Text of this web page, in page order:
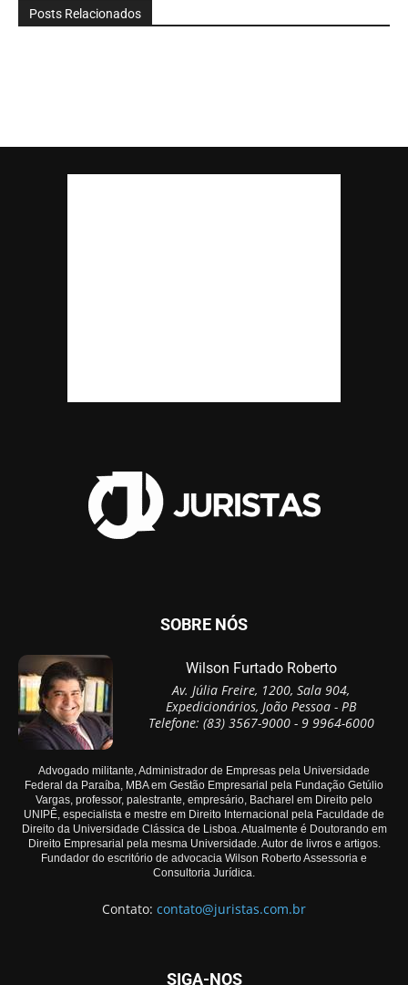
Posts Relacionados
SOBRE NÓS
Wilson Furtado Roberto
Av. Júlia Freire, 1200, Sala 904,
Expedicionários, João Pessoa - PB
Telefone: (83) 3567-9000 - 9 9964-6000
Advogado militante, Administrador de Empresas pela Universidade
Federal da Paraíba, MBA em Gestão Empresarial pela Fundação Getúlio
Vargas, professor, palestrante, empresário, Bacharel em Direito pelo
UNIPÊ, especialista e mestre em Direito Internacional pela Faculdade de
Direito da Universidade Clássica de Lisboa. Atualmente é Doutorando em
Direito Empresarial pela mesma Universidade. Autor de livros e artigos.
Fundador do escritório de advocacia Wilson Roberto Assessoria e
Consultoria Jurídica.
Contato: contato@juristas.com.br
SIGA-NOS